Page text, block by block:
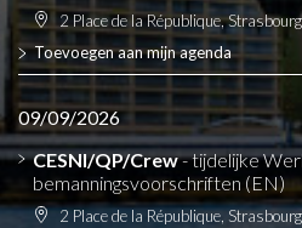
2 Place de la République,
Toevoegen aan mijn agenda
09/09/2026
CESNI/QP/Crew- tijdelijke
bemanningsvoorschriften (EN)
2 Place de la République,